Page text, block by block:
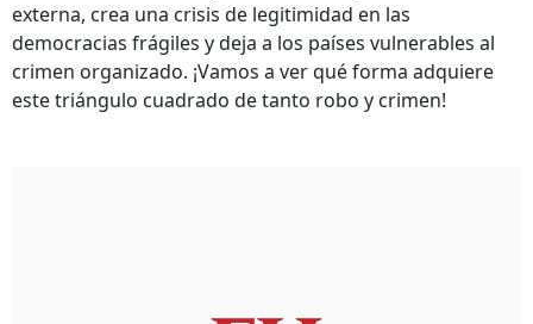
externa, crea una crisis de legitimidad en las
democracias frágiles y deja a los países vulnerables al
crimen organizado. ¡Vamos a ver qué forma adquiere
este triángulo cuadrado de tanto robo y crimen!